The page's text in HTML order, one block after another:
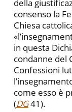
della
consenso la
Chiesa
in questa
condanne del
Confessioni
come esso è
(DG41).